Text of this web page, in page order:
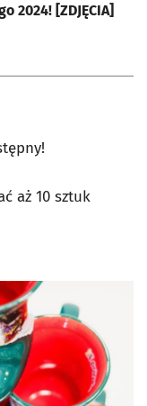
2024! [ZDJĘCIA]
aż 10 sztuk